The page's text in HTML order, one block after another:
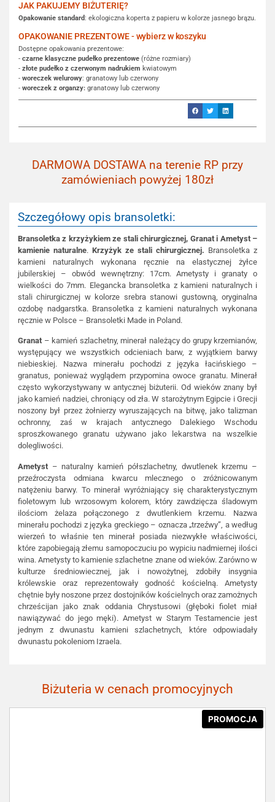
JAK PAKUJEMY BIŻUTERIĘ?
Opakowanie standard: ekologiczna koperta z papieru w kolorze jasnego brązu.
OPAKOWANIE PREZENTOWE - wybierz w koszyku
Dostępne opakowania prezentowe:
- czarne klasyczne pudełko prezentowe (różne rozmiary)
- złote pudełko z czerwonym nadrukiem kwiatowym
- woreczek welurowy: granatowy lub czerwony
- woreczek z organzy: granatowy lub czerwony
DARMOWA DOSTAWA na terenie RP przy
zamówieniach powyżej 180zł
Szczegółowy opis bransoletki:
Bransoletka z krzyżykiem ze stali chirurgicznej, Granat i Ametyst –
kamienie naturalne. Krzyżyk ze stali chirurgicznej. Bransoletka z
kamieni naturalnych wykonana ręcznie na elastycznej żyłce
jubilerskiej – obwód wewnętrzny: 17cm. Ametysty i granaty o
wielkości do 7mm. Elegancka bransoletka z kamieni naturalnych i
stali chirurgicznej w kolorze srebra stanowi gustowną, oryginalna
ozdobę nadgarstka. Bransoletka z kamieni naturalnych wykonana
ręcznie w Polsce – Bransoletki Made in Poland.
Granat – kamień szlachetny, minerał należący do grupy krzemianów,
występujący we wszystkich odcieniach barw, z wyjątkiem barwy
niebieskiej. Nazwa minerału pochodzi z języka łacińskiego –
granatus, ponieważ wyglądem przypomina owoce granatu. Minerał
często wykorzystywany w antycznej biżuterii. Od wieków znany był
jako kamień nadziei, chroniący od zła. W starożytnym Egipcie i Grecji
noszony był przez żołnierzy wyruszających na bitwę, jako talizman
ochronny, zaś w krajach antycznego Dalekiego Wschodu
sproszkowanego granatu używano jako lekarstwa na wszelkie
dolegliwości.
Ametyst – naturalny kamień półszlachetny, dwutlenek krzemu –
przeźroczysta odmiana kwarcu mlecznego o zróżnicowanym
natężeniu barwy. To minerał wyróżniający się charakterystycznym
fioletowym lub wrzosowym kolorem, który zawdzięcza śladowym
ilościom żelaza połączonego z dwutlenkiem krzemu. Nazwa
minerału pochodzi z języka greckiego – oznacza „trzeźwy”, a według
wierzeń to właśnie ten minerał posiada niezwykłe właściwości,
które zapobiegają złemu samopoczuciu po wypiciu nadmiernej ilości
wina. Ametysty to kamienie szlachetne znane od wieków. Zarówno w
kulturze średniowiecznej, jak i nowożytnej, zdobiły insygnia
królewskie oraz reprezentowały godność kościelną. Ametysty
chętnie były noszone przez dostojników kościelnych oraz zamożnych
chrześcijan jako znak oddania Chrystusowi (głęboki fiolet miał
nawiązywać do jego męki). Ametyst w Starym Testamencie jest
jednym z dwunastu kamieni szlachetnych, które odpowiadały
dwunastu pokoleniom Izraela.
Biżuteria w cenach promocyjnych
PROMOCJA